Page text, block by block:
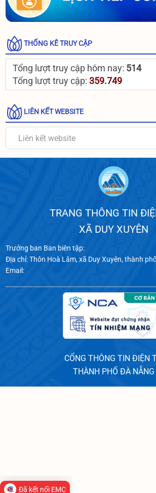
THỐNG KÊ TRUY CẬP
Tổng lượt truy cập hôm nay: 514
Tổng lượt truy cập:359.749
LIÊN KẾT WEBSITE
Liên kết website
TRANG THÔNG TIN
XÃ DUY XUYÊN
Trưởng ban Ban biên tập:
Địa chỉ: Thôn Hoà Lâm, xã Duy Xuyên, thành
Email:
CỔNG THÔNG TIN ĐIỆN
THÀNH PHỐ ĐÀ NẴNG
Đã kết nối EMC